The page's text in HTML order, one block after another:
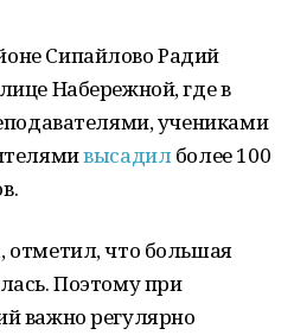
Сипайлово Радий
Набережной, где в
учениками
высадилболее 100
отметил, что большая
Поэтому при
важно регулярно